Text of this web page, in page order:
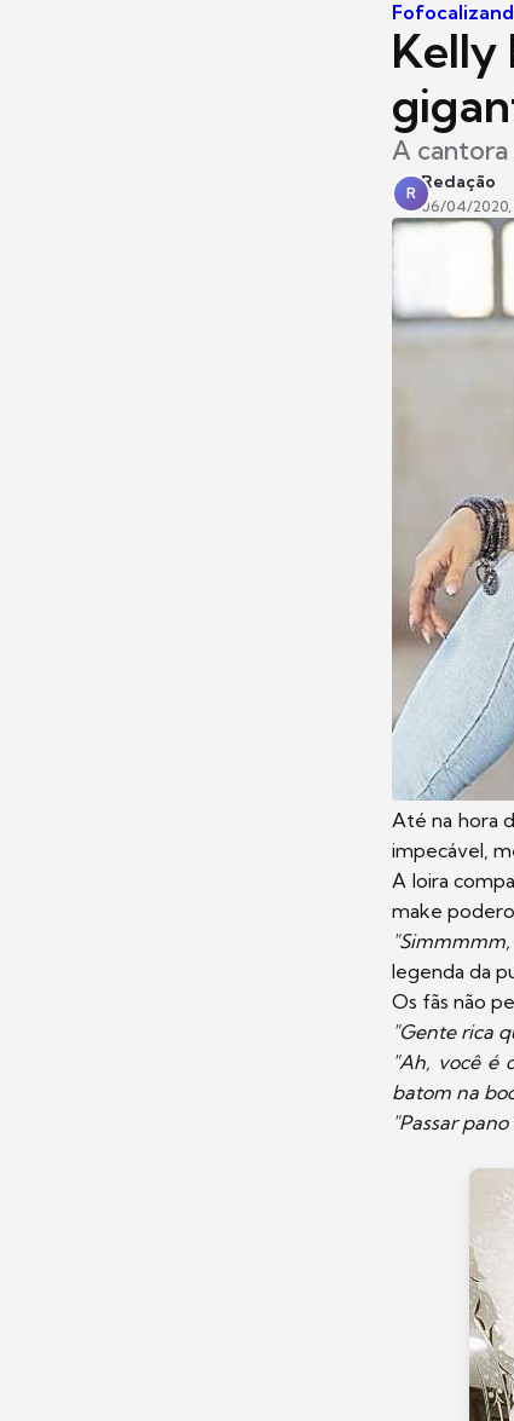
Kelly
A cantora
R
Redação
06/04/2020,
Até na hora
impecável,
A loira
make
legenda da
Os fãs não
"Gente rica
"Ah, você é
batom na
"Passar